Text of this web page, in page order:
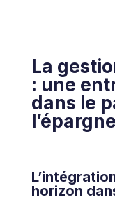
La
: une
dans le
l’épargne
horizon